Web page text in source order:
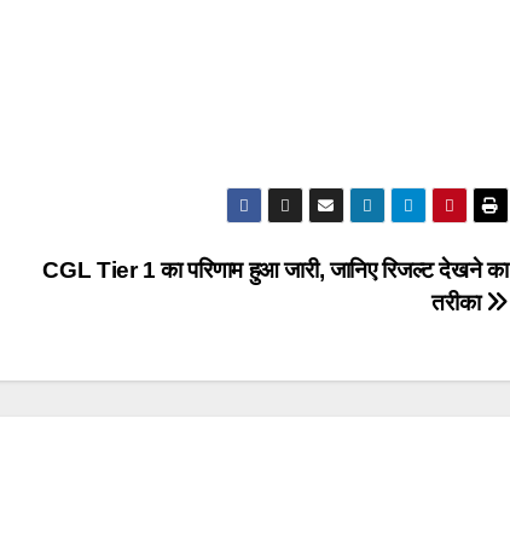
CGL Tier 1 का परिणाम हुआ जारी, जानिए रिजल्ट देखने का
तरीका